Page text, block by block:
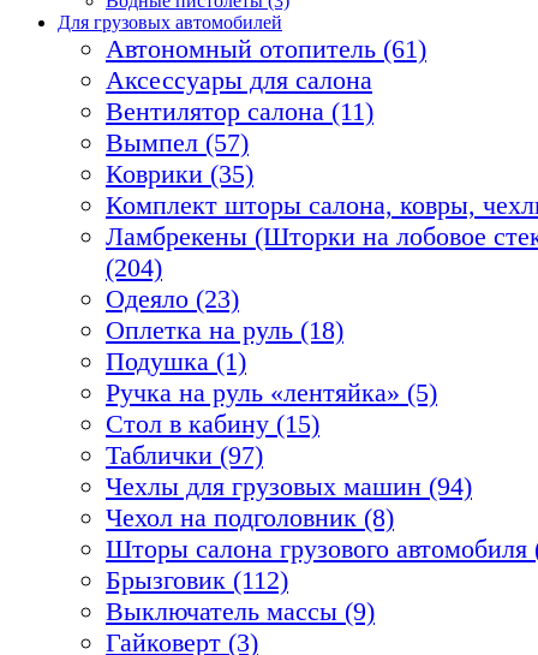
Для грузовых автомобилей
Автономный отопитель (61)
Аксессуары для салона
Вентилятор салона (11)
Вымпел (57)
Коврики (35)
Комплект шторы салона, ковры,
Ламбрекены (Шторки на лобовое
(204)
Одеяло (23)
Оплетка на руль (18)
Подушка (1)
Ручка на руль «лентяйка» (5)
Стол в кабину (15)
Таблички (97)
Чехлы для грузовых машин (94)
Чехол на подголовник (8)
Шторы салона грузового автомобиля
Брызговик (112)
Выключатель массы (9)
Гайковерт (3)